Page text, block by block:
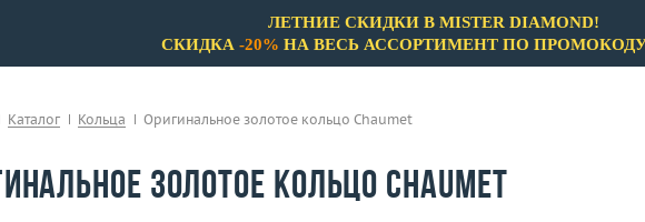
ЛЕТНИЕ СКИДКИ В MISTER DIAMOND!
СКИДКА -20% НА ВЕСЬ АССОРТИМЕНТ ПО
Каталог Кольца Оригинальное золотое кольцо Chaumet
золотое кольцо Chaumet